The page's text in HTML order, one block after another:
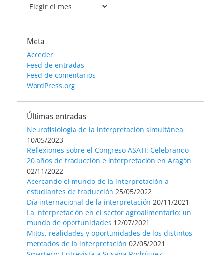
Archivo
Meta
Acceder
Feed de entradas
Feed de comentarios
WordPress.org
Últimas entradas
Neurofisiología de la interpretación simultánea
10/05/2023
Reflexiones sobre el Congreso ASATI: Celebrando
20 años de traducción e interpretación en Aragón
02/11/2022
Acercando el mundo de la interpretación a
estudiantes de traducción 25/05/2022
Día internacional de la interpretación 20/11/2021
La interpretación en el sector agroalimentario: un
mundo de oportunidades 12/07/2021
Mitos, realidades y oportunidades de los distintos
mercados de la interpretación 02/05/2021